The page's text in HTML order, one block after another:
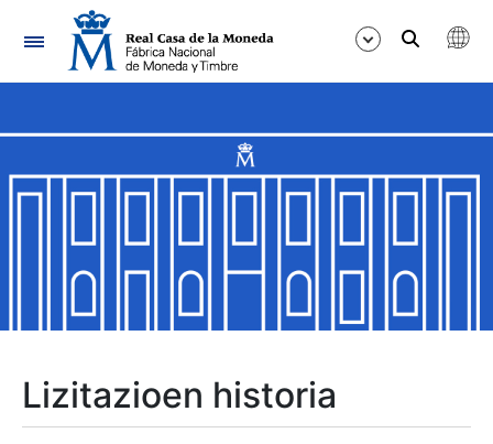
Nabigazioa
Erakutsi/Ezkutatu
Erakutsi/Ezkutatu
Erakutsi/Ezkutatu
Lizitazioen historia